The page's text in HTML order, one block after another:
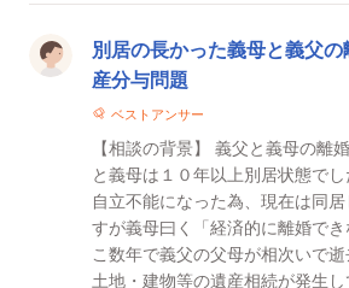
別居の長かった義母と義父
産分与問題
ベストアンサー
【相談の背景】 義父と義母の離
と義母は１０年以上別居状態で
自立不能になった為、現在は同
すが義母曰く「経済的に離婚で
こ数年で義父の父母が相次いで
土地・建物等の遺産相続が発生